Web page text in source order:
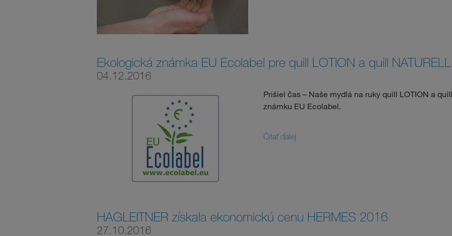
Ekologická známka EU Ecolabel pre quill LOTION a quill NATURELL
04.12.2016
Prišiel čas – Naše mydlá na ruky quill LOTION a
známku EU Ecolabel.
Čítať ďalej
HAGLEITNER získala ekonomickú cenu HERMES 2016
27.10.2016